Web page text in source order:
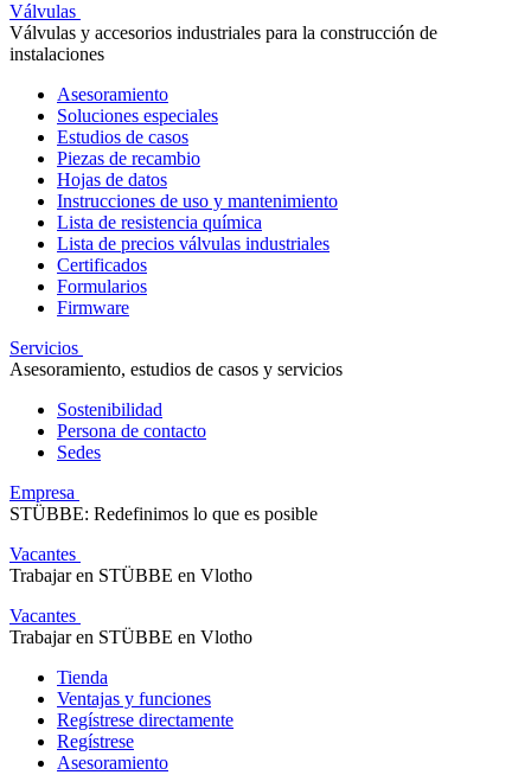
Válvulas
Válvulas y accesorios industriales para la construcción de
instalaciones
Asesoramiento
Soluciones especiales
Estudios de casos
Piezas de recambio
Hojas de datos
Instrucciones de uso y mantenimiento
Lista de resistencia química
Lista de precios válvulas industriales
Certificados
Formularios
Firmware
Servicios
Asesoramiento, estudios de casos y servicios
Sostenibilidad
Persona de contacto
Sedes
Empresa
STÜBBE: Redefinimos lo que es posible
Vacantes
Trabajar en STÜBBE en Vlotho
Vacantes
Trabajar en STÜBBE en Vlotho
Tienda
Ventajas y funciones
Regístrese directamente
Regístrese
Asesoramiento